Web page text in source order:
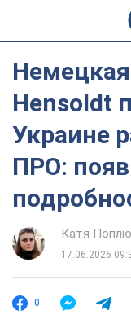
Hensoldt
Украине
ПРО:
Катя
17.06.2026
0